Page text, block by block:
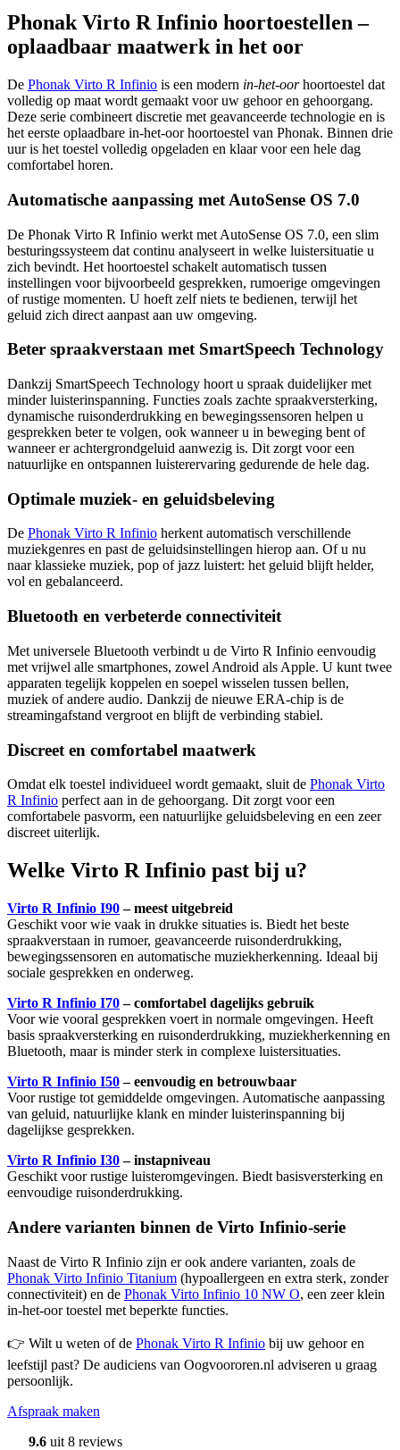
Phonak Virto R Infinio hoortoestellen –
oplaadbaar maatwerk in het oor
De Phonak Virto R Infinio is een modern in-het-oorhoortoestel dat
volledig op maat wordt gemaakt voor uw gehoor en gehoorgang.
Deze serie combineert discretie met geavanceerde technologie en is
het eerste oplaadbare in-het-oor hoortoestel van Phonak. Binnen drie
uur is het toestel volledig opgeladen en klaar voor een hele dag
comfortabel horen.
Automatische aanpassing met AutoSense OS 7.0
De Phonak Virto R Infinio werkt met AutoSense OS 7.0, een slim
besturingssysteem dat continu analyseert in welke luistersituatie u
zich bevindt. Het hoortoestel schakelt automatisch tussen
instellingen voor bijvoorbeeld gesprekken, rumoerige omgevingen
of rustige momenten. U hoeft zelf niets te bedienen, terwijl het
geluid zich direct aanpast aan uw omgeving.
Beter spraakverstaan met SmartSpeech Technology
Dankzij SmartSpeech Technology hoort u spraak duidelijker met
minder luisterinspanning. Functies zoals zachte spraakversterking,
dynamische ruisonderdrukking en bewegingssensoren helpen u
gesprekken beter te volgen, ook wanneer u in beweging bent of
wanneer er achtergrondgeluid aanwezig is. Dit zorgt voor een
natuurlijke en ontspannen luisterervaring gedurende de hele dag.
Optimale muziek- en geluidsbeleving
De Phonak Virto R Infinio herkent automatisch verschillende
muziekgenres en past de geluidsinstellingen hierop aan. Of u nu
naar klassieke muziek, pop of jazz luistert: het geluid blijft helder,
vol en gebalanceerd.
Bluetooth en verbeterde connectiviteit
Met universele Bluetooth verbindt u de Virto R Infinio eenvoudig
met vrijwel alle smartphones, zowel Android als Apple. U kunt twee
apparaten tegelijk koppelen en soepel wisselen tussen bellen,
muziek of andere audio. Dankzij de nieuwe ERA-chip is de
streamingafstand vergroot en blijft de verbinding stabiel.
Discreet en comfortabel maatwerk
Omdat elk toestel individueel wordt gemaakt, sluit de Phonak Virto
R Infinio perfect aan in de gehoorgang. Dit zorgt voor een
comfortabele pasvorm, een natuurlijke geluidsbeleving en een zeer
discreet uiterlijk.
Welke Virto R Infinio past bij u?
Virto R Infinio I90– meest uitgebreid
Geschikt voor wie vaak in drukke situaties is. Biedt het beste
spraakverstaan in rumoer, geavanceerde ruisonderdrukking,
bewegingssensoren en automatische muziekherkenning. Ideaal bij
sociale gesprekken en onderweg.
Virto R Infinio I70– comfortabel dagelijks gebruik
Voor wie vooral gesprekken voert in normale omgevingen. Heeft
basis spraakversterking en ruisonderdrukking, muziekherkenning en
Bluetooth, maar is minder sterk in complexe luistersituaties.
Virto R Infinio I50– eenvoudig en betrouwbaar
Voor rustige tot gemiddelde omgevingen. Automatische aanpassing
van geluid, natuurlijke klank en minder luisterinspanning bij
dagelijkse gesprekken.
Virto R Infinio I30– instapniveau
Geschikt voor rustige luisteromgevingen. Biedt basisversterking en
eenvoudige ruisonderdrukking.
Andere varianten binnen de Virto Infinio-serie
Naast de Virto R Infinio zijn er ook andere varianten, zoals de
Phonak Virto Infinio Titanium (hypoallergeen en extra sterk, zonder
connectiviteit) en de Phonak Virto Infinio 10 NW O, een zeer klein
in-het-oor toestel met beperkte functies.
👉 Wilt u weten of de Phonak Virto R Infinio bij uw gehoor en
leefstijl past? De audiciens van Oogvoororen.nl adviseren u graag
persoonlijk.
Afspraak maken
9.6 uit 8 reviews